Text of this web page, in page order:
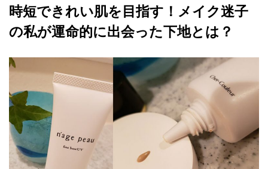
時短できれい肌を目指す！メイク迷子
の私が運命的に出会った下地とは？